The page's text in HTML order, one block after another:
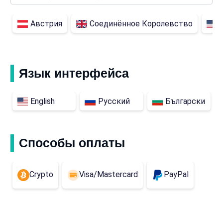
Австрия Соединённое Королевство
Язык интерфейса
English Русский Български
Способы оплаты
Crypto Visa/Mastercard PayPal